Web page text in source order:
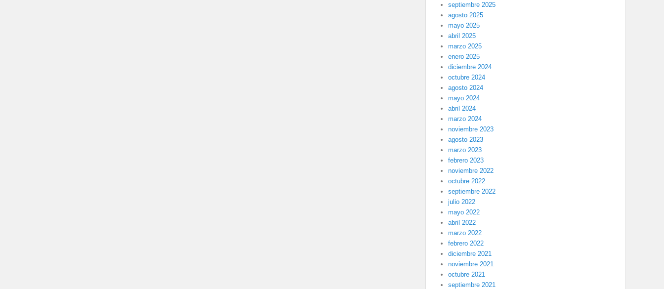
septiembre 2025
agosto 2025
mayo 2025
abril 2025
marzo 2025
enero 2025
diciembre 2024
octubre 2024
agosto 2024
mayo 2024
abril 2024
marzo 2024
noviembre 2023
agosto 2023
marzo 2023
febrero 2023
noviembre 2022
octubre 2022
septiembre 2022
julio 2022
mayo 2022
abril 2022
marzo 2022
febrero 2022
diciembre 2021
noviembre 2021
octubre 2021
septiembre 2021